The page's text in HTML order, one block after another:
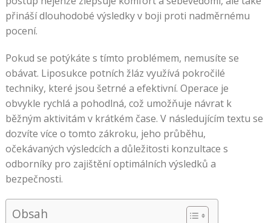
přináší dlouhodobé výsledky v boji proti nadměrnému
pocení.
Pokud se potýkáte s tímto problémem, nemusíte se
obávat. Liposukce potních žláz využívá pokročilé
techniky, které jsou šetrné a efektivní. Operace je
obvykle rychlá a pohodlná, což umožňuje návrat k
běžným aktivitám v krátkém čase. V následujícím textu se
dozvíte více o tomto zákroku, jeho průběhu,
očekávaných výsledcích a důležitosti konzultace s
odborníky pro zajištění optimálních výsledků a
bezpečnosti.
Obsah